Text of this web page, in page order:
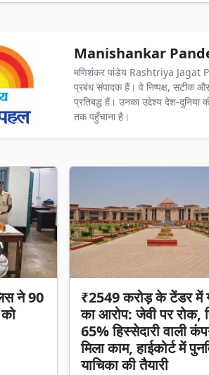
Manishankar
मणिशंकर पांडेय Rashtriya Jagat
प्रबंध संपादक हैं। वे निष्पक्ष, सटीक
प्रतिबद्ध हैं। उनका उद्देश्य देश-
तक पहुँचाना है।
ने 90
₹2549 करोड़ के टेंडर में
का आरोप: जेवी पर रोक,
65% हिस्सेदारी वाली
मिला काम, हाईकोर्ट में
याचिका की तैयारी